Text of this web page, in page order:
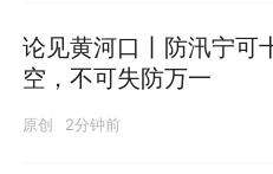
论见黄河口丨防汛宁可
空，不可失防万一
原创 2分钟前